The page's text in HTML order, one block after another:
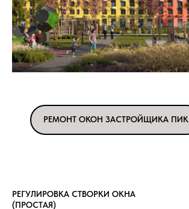
РЕМОНТ ОКОН ЗАСТРОЙЩИКА ПИК
РЕГУЛИРОВКА СТВОРКИ ОКНА
(ПРОСТАЯ)